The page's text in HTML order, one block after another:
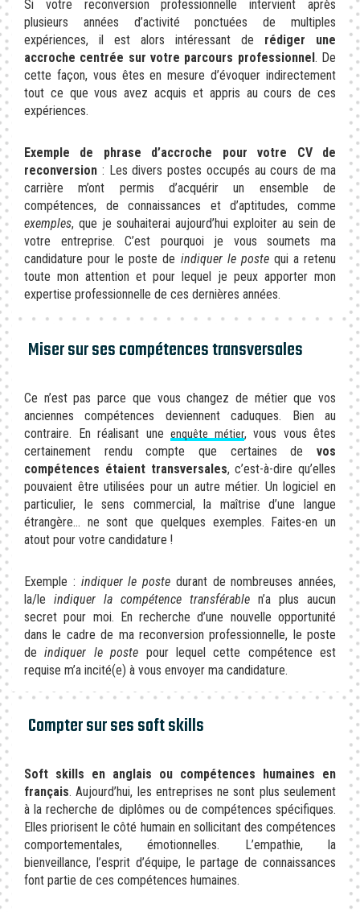
Si votre reconversion professionnelle intervient après
plusieurs années d’activité ponctuées de multiples
expériences, il est alors intéressant de rédiger une
accroche centrée sur votre parcours professionnel. De
cette façon, vous êtes en mesure d’évoquer indirectement
tout ce que vous avez acquis et appris au cours de ces
expériences.
Exemple de phrase d’accroche pour votre CV de
reconversion : Les divers postes occupés au cours de ma
carrière m’ont permis d’acquérir un ensemble de
compétences, de connaissances et d’aptitudes, comme
exemples, que je souhaiterai aujourd’hui exploiter au sein de
votre entreprise. C’est pourquoi je vous soumets ma
candidature pour le poste de indiquer le postequi a retenu
toute mon attention et pour lequel je peux apporter mon
expertise professionnelle de ces dernières années.
Miser sur ses compétences transversales
Ce n’est pas parce que vous changez de métier que vos
anciennes compétences deviennent caduques. Bien au
contraire. En réalisant une enquête métier, vous vous êtes
certainement rendu compte que certaines de vos
compétences étaient transversales, c’est-à-dire qu’elles
pouvaient être utilisées pour un autre métier. Un logiciel en
particulier, le sens commercial, la maîtrise d’une langue
étrangère… ne sont que quelques exemples. Faites-en un
atout pour votre candidature !
Exemple : indiquer le poste durant de nombreuses années,
la/le indiquer la compétence transférable n’a plus aucun
secret pour moi. En recherche d’une nouvelle opportunité
dans le cadre de ma reconversion professionnelle, le poste
deindiquer le poste pour lequel cette compétence est
requise m’a incité(e) à vous envoyer ma candidature.
Compter sur ses soft skills
Soft skills en anglais ou compétences humaines en
français. Aujourd’hui, les entreprises ne sont plus seulement
à la recherche de diplômes ou de compétences spécifiques.
Elles priorisent le côté humain en sollicitant des compétences
comportementales, émotionnelles. L’empathie, la
bienveillance, l’esprit d’équipe, le partage de connaissances
font partie de ces compétences humaines.